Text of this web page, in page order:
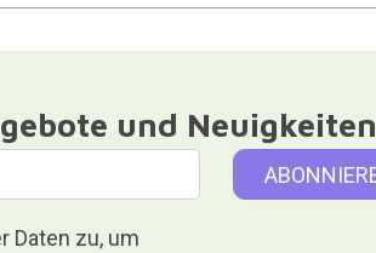
und Neuigkeiten
Daten zu, um